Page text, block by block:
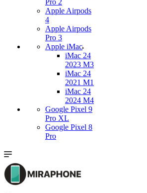
Pro 2
Apple Airpods
4
Apple Airpods
Pro 3
Apple iMac
iMac 24
2023 M3
iMac 24
2021 M1
iMac 24
2024 M4
Google Pixel 9
Pro XL
Google Pixel 8
Pro